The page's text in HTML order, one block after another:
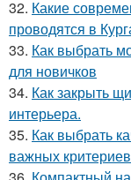
32. Какие
проводятся в
33. Как выбрать
для новичков
34. Как закрыть
интерьера.
35. Как выбрать
важных критериев